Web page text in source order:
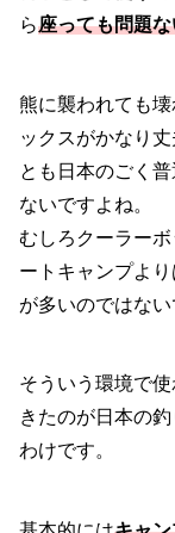
ら座っても問題な
熊に襲われても
ックスがかなり
とも日本のごく
ないですよね。
むしろクーラー
ートキャンプよ
が多いのではな
そういう環境で
きたのが日本の
わけです。